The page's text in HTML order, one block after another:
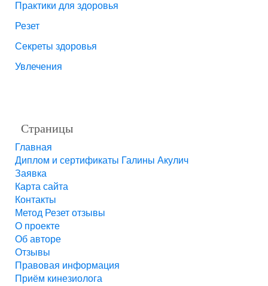
Практики для здоровья
Резет
Секреты здоровья
Увлечения
Страницы
Главная
Диплом и сертификаты Галины Акулич
Заявка
Карта сайта
Контакты
Метод Резет отзывы
О проекте
Об авторе
Отзывы
Правовая информация
Приём кинезиолога